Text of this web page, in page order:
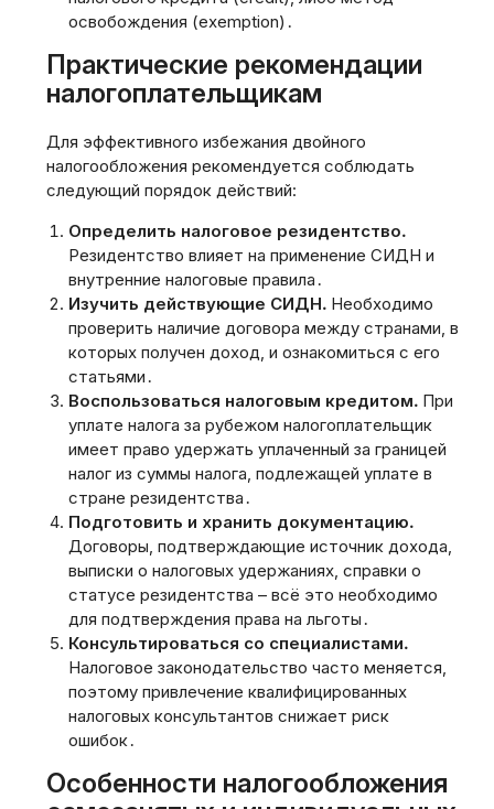
освобождения (exemption)․
Практические рекомендации
налогоплательщикам
Для эффективного избежания двойного
налогообложения рекомендуется соблюдать
следующий порядок действий:
Определить налоговое резидентство․
Резидентство влияет на применение СИДН и
внутренние налоговые правила․
Изучить действующие СИДН․ Необходимо
проверить наличие договора между странами‚ в
которых получен доход‚ и ознакомиться с его
статьями․
Воспользоваться налоговым кредитом․ При
уплате налога за рубежом налогоплательщик
имеет право удержать уплаченный за границей
налог из суммы налога‚ подлежащей уплате в
стране резидентства․
Подготовить и хранить документацию․
Договоры‚ подтверждающие источник дохода‚
выписки о налоговых удержаниях‚ справки о
статусе резидентства – всё это необходимо
для подтверждения права на льготы․
Консультироваться со специалистами․
Налоговое законодательство часто меняется‚
поэтому привлечение квалифицированных
налоговых консультантов снижает риск
ошибок․
Особенности налогообложения